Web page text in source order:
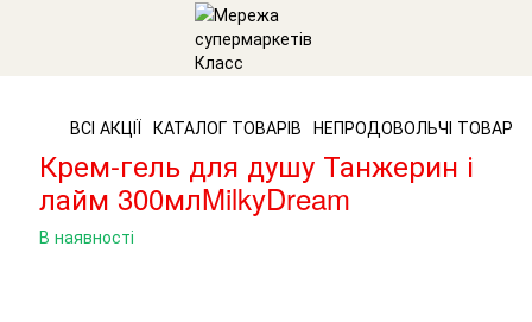
ВСІ АКЦІЇ КАТАЛОГ ТОВАРІВ НЕПРОДОВОЛЬЧІ ТОВАРИ
Крем-гель для душу Танжерин і
лайм 300млMilkyDream
В наявності